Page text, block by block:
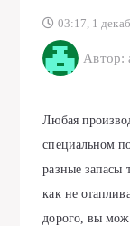
03:17, 1
Автор:
Любая
специальном
разные запасы
как не
дорого, вы